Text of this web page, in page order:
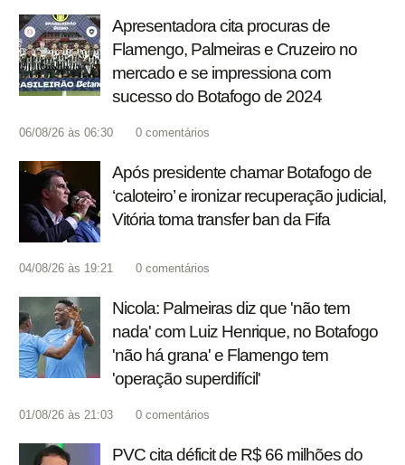
Apresentadora cita procuras de
Flamengo, Palmeiras e Cruzeiro no
mercado e se impressiona com
sucesso do Botafogo de 2024
06/08/26 às 06:30 0 comentários
Após presidente chamar Botafogo de
‘caloteiro’ e ironizar recuperação judicial,
Vitória toma transfer ban da Fifa
04/08/26 às 19:21 0 comentários
Nicola: Palmeiras diz que 'não tem
nada' com Luiz Henrique, no Botafogo
'não há grana' e Flamengo tem
'operação superdifícil'
01/08/26 às 21:03 0 comentários
PVC cita déficit de R$ 66 milhões do